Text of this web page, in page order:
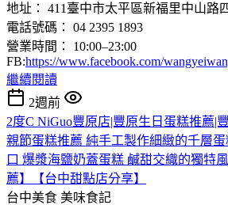
地址： 411臺中市太平區新福里中山路
電話號碼： 04 2395 1893
營業時間： 10:00–23:00
FB:https://www.facebook.com/
繼續閱讀
2週前
2度C NiGuo豐原店|豐原生日蛋糕推薦|
親節蛋糕推薦 純手工製作細緻的千層
口 爆漿海鹽奶蓋蛋糕 鹹甜交織的獨特
薦】【台中甜點店分享】
台中美食 美味食記